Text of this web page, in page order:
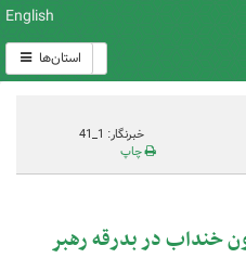
English
استان‌ها
خبرنگار: 1_41
چاپ
خنداب در بدرقه رهبر